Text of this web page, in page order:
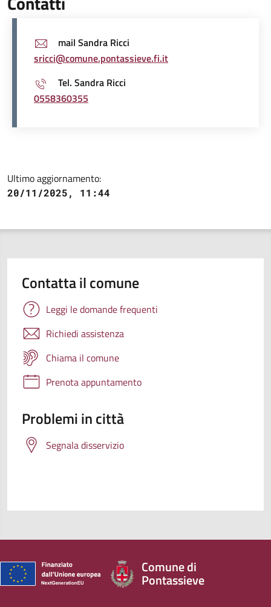
mail Sandra Ricci
sricci@comune.pontassieve.fi.it
Tel. Sandra Ricci
0558360355
Ultimo aggiornamento:
20/11/2025, 11:44
Contatta il comune
Leggi le domande frequenti
Richiedi assistenza
Chiama il comune
Prenota appuntamento
Problemi in città
Segnala disservizio
Comune di
Pontassieve